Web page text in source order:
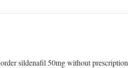
order sildenafil 50mg without prescription